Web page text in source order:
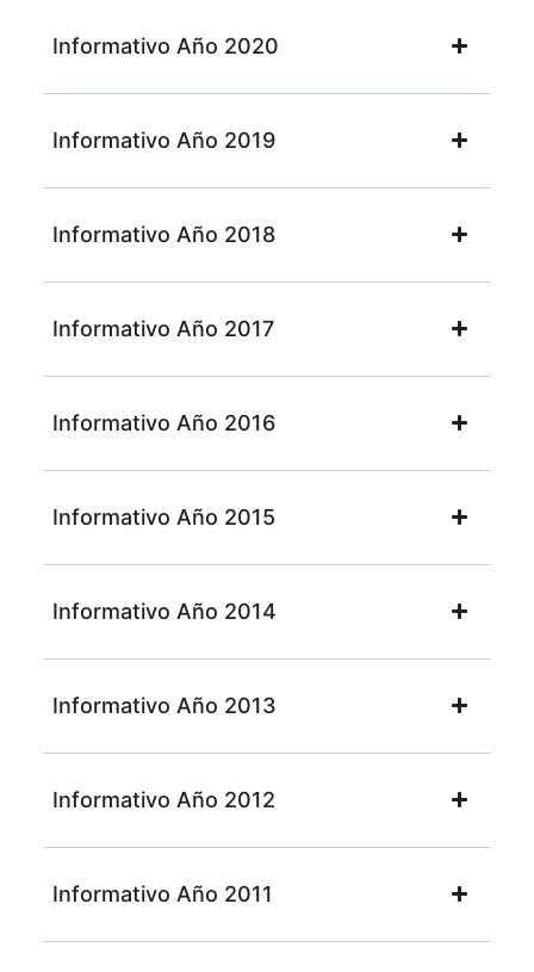
Informativo Año 2020
Informativo Año 2019
Informativo Año 2018
Informativo Año 2017
Informativo Año 2016
Informativo Año 2015
Informativo Año 2014
Informativo Año 2013
Informativo Año 2012
Informativo Año 2011